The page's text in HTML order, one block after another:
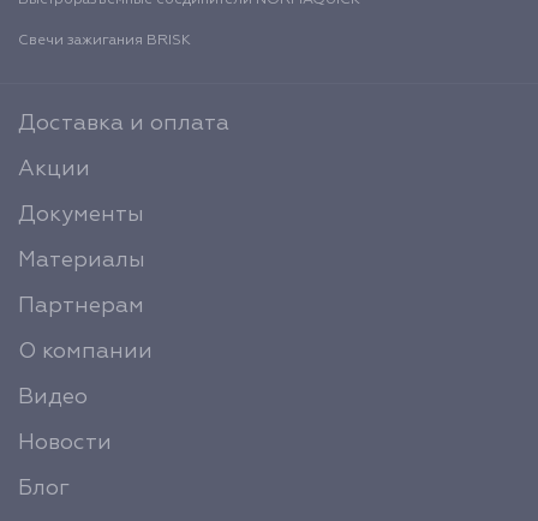
Свечи зажигания BRISK
Доставка и оплата
Акции
Документы
Материалы
Партнерам
О компании
Видео
Новости
Блог